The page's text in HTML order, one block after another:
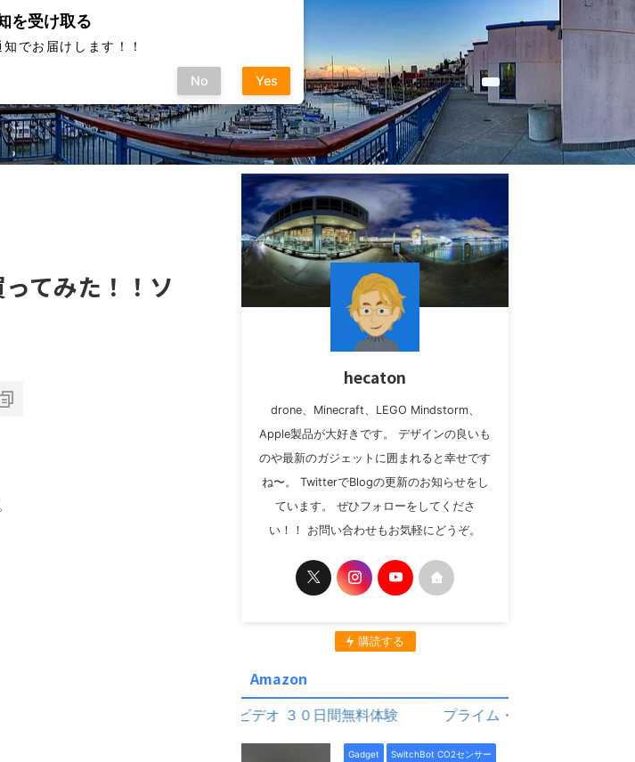
てみた！！ソ
wp-
count-
hecaton
drone、Minecraft、LEGO Mindstorm、
Apple製品が大好きです。 デザインの良いも
のや最新のガジェットに囲まれると幸せです
ね〜。 TwitterでBlogの更新のお知らせをし
ています。 ぜひフォローをしてくださ
い！！ お問い合わせもお気軽にどうぞ。
購読する
Amazon
プライム・ビデオ ３０日間無料体験 プライム・ビデオ ３０日間無料体験
Gadget SwitchBot CO2センサー
を受け取る
でお届けします！！
No Yes